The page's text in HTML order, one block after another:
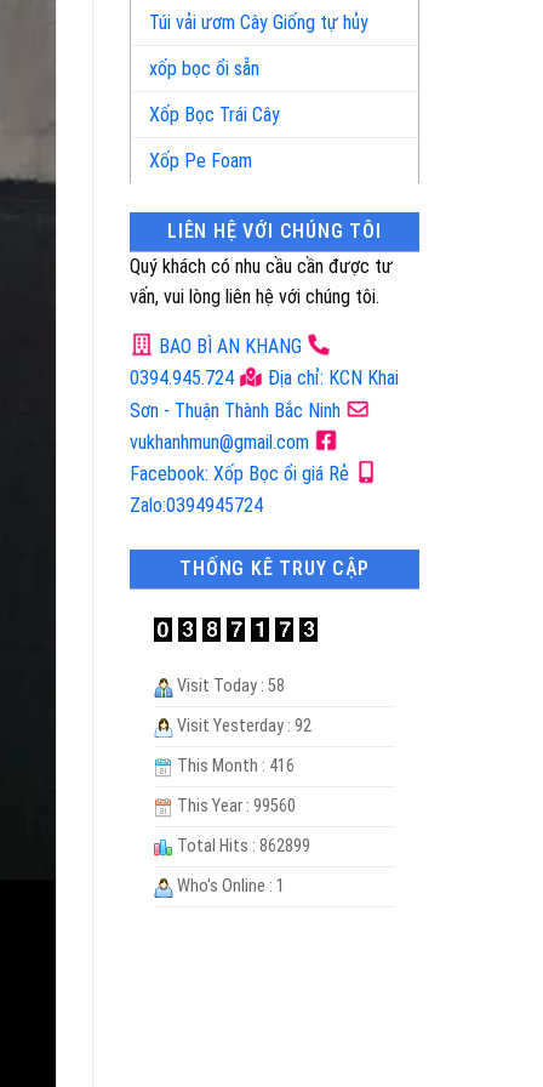
Túi vải ươm Cây Giống tự hủy
xốp bọc ổi sẵn
Xốp Bọc Trái Cây
Xốp Pe Foam
LIÊN HỆ VỚI CHÚNG TÔI
Quý khách có nhu cầu cần được tư
vấn, vui lòng liên hệ với chúng tôi.
BAO BÌ AN KHANG
0394.945.724
Địa chỉ: KCN Khai
Sơn - Thuận Thành Bắc Ninh
vukhanhmun@gmail.com
Facebook: Xốp Bọc ổi giá Rẻ
Zalo:0394945724
THỐNG KÊ TRUY CẬP
Visit Today : 58
Visit Yesterday : 92
This Month : 416
This Year : 99560
Total Hits : 862899
Who's Online : 1